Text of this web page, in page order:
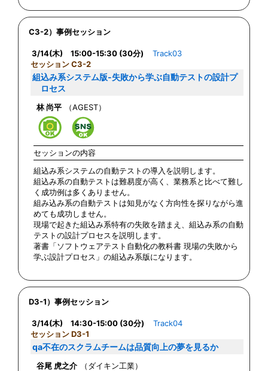
C3-2）事例セッション
3/14(木) 15:00-15:30 (30分)
Track03
セッション C3-2
組込み系システム版-失敗から学ぶ自動テストの設計プ
ロセス
林 尚平 （AGEST）
セッションの内容
組込み系システムの自動テストの導入を説明します。
組込み系の自動テストは難易度が高く、業務系と比べて難し
く成功例は多くありません。
組み込み系の自動テストは知見がなく方向性を探りながら進
めても成功しません。
現場で起きた組込み系特有の失敗を踏まえ、組込み系の自動
テストの設計プロセスを説明します。
著書「ソフトウェアテスト自動化の教科書 現場の失敗から
学ぶ設計プロセス」の組込み系版になります。
D3-1）事例セッション
3/14(木) 14:30-15:00 (30分)
Track04
セッション D3-1
qa不在のスクラムチームは品質向上の夢を見るか
谷尾 虎之介
（ダイキン工業）